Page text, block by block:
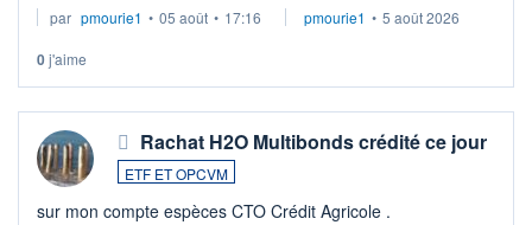
par pmourie1 • 05 août • 17:16 pmourie1 • 5 août 2026
0j'aime
Rachat H2O Multibonds crédité ce jour
ETF ET OPCVM
sur mon compte espèces CTO Crédit Agricole .